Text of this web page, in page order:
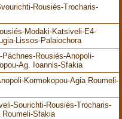
Rousiés-Trocharis-
Modaki-Katsiveli-E4-
Lissos-Palaiochora
Rousiés-Anopoli-
Ag. Ioannis-Sfakia
Kormokopou-Agia Roumeli-
Sourichti-Rousiés-Trocharis-
Roumeli-Sfakia